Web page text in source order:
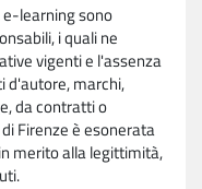
learning sono
i quali ne
vigenti e l'assenza
d'autore, marchi,
da contratti o
Firenze è esonerata
merito alla legittimità,